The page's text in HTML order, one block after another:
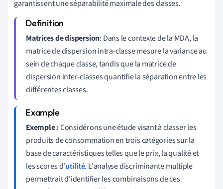
garantissent une séparabilité maximale des classes.
Matrices de dispersion: Dans le contexte de la MDA, la
matrice de dispersion intra-classe mesure la variance au
sein de chaque classe, tandis que la matrice de
dispersion inter-classes quantifie la séparation entre les
différentes classes.
Exemple :Considérons une étude visant à classer les
produits de consommation en trois catégories sur la
base de caractéristiques telles que le prix, la qualité et
les scores d'utilité. L'analyse discriminante multiple
permettrait d'identifier les combinaisons de ces